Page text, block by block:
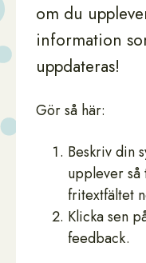
om du
information
uppdateras!
Gör så här:
Beskriv din
upplever
fritextfältet
Klicka sen
feedback.